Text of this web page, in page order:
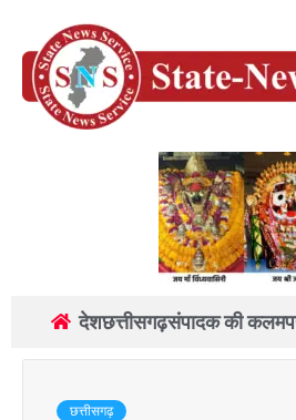
देशछत्तीसगढ़संपादक की कलम
छत्तीसगढ़